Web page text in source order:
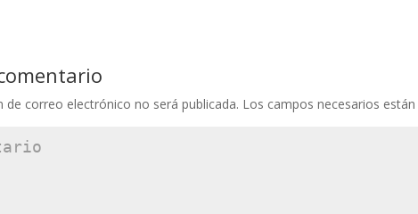
de correo electrónico no será publicada. Los campos necesarios